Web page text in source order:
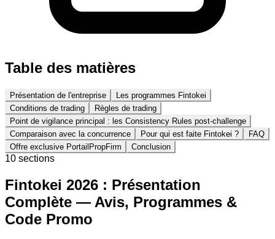
Table des matières
Présentation de l'entreprise
Les programmes Fintokei
Conditions de trading
Règles de trading
Point de vigilance principal : les Consistency Rules post-challenge
Comparaison avec la concurrence
Pour qui est faite Fintokei ?
FAQ
Offre exclusive PortailPropFirm
Conclusion
10 sections
Fintokei 2026 : Présentation
Complète — Avis, Programmes &
Code Promo